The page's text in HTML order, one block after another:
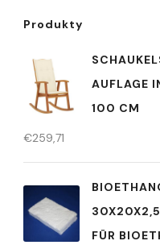
Produkty
AUFLAGE
00 CM
€259,71
FÜR